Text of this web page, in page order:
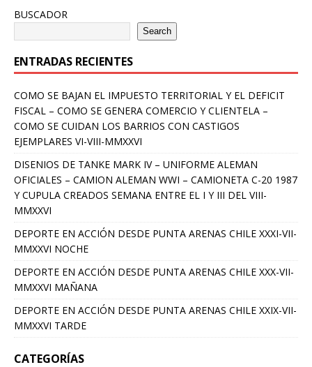
BUSCADOR
Search
ENTRADAS RECIENTES
COMO SE BAJAN EL IMPUESTO TERRITORIAL Y EL DEFICIT
FISCAL – COMO SE GENERA COMERCIO Y CLIENTELA –
COMO SE CUIDAN LOS BARRIOS CON CASTIGOS
EJEMPLARES VI-VIII-MMXXVI
DISENIOS DE TANKE MARK IV – UNIFORME ALEMAN
OFICIALES – CAMION ALEMAN WWI – CAMIONETA C-20 1987
Y CUPULA CREADOS SEMANA ENTRE EL I Y III DEL VIII-
MMXXVI
DEPORTE EN ACCIÓN DESDE PUNTA ARENAS CHILE XXXI-VII-
MMXXVI NOCHE
DEPORTE EN ACCIÓN DESDE PUNTA ARENAS CHILE XXX-VII-
MMXXVI MAÑANA
DEPORTE EN ACCIÓN DESDE PUNTA ARENAS CHILE XXIX-VII-
MMXXVI TARDE
CATEGORÍAS